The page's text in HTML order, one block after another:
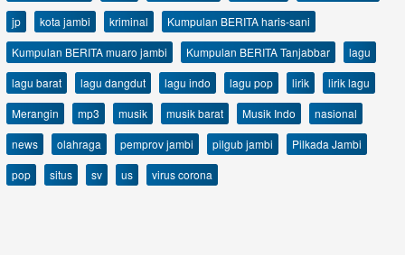
jp
kota jambi kriminal
Kumpulan BERITA haris-sani
Kumpulan BERITA muaro jambi
Kumpulan BERITA Tanjabbar
lagu
lagu barat
lagu dangdut lagu indo lagu pop lirik
lirik lagu
Merangin
mp3 musik musik barat Musik Indo
nasional
news
olahraga pemprov jambi pilgub jambi
Pilkada Jambi
pop
situs sv us virus corona